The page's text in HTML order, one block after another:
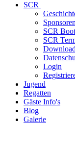
SCR
Sponsoren
SCR
SCR
Download
Login
Jugend
Regatten
Gäste Info's
Blog
Galerie